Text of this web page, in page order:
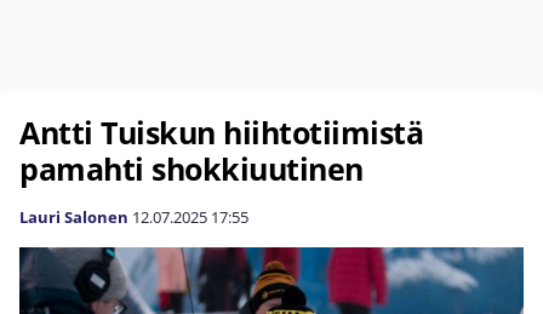
Antti Tuiskun hiihtotiimistä
pamahti shokkiuutinen
Lauri Salonen 12.07.2025 17:55